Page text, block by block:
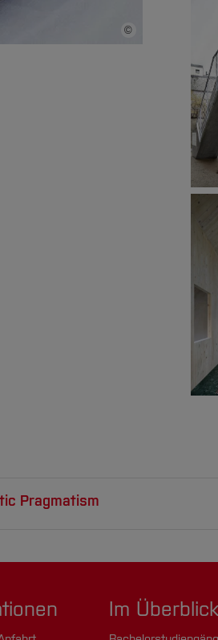
©
Bildnachweis
Pragmatism
Im Überblick